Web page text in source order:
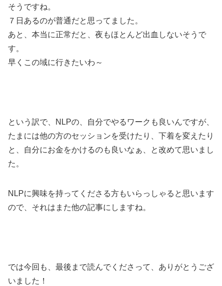
そうですね。
７日あるのが普通だと思ってました。
あと、本当に正常だと、夜もほとんど出血しないそうで
す。
早くこの域に行きたいわ～
という訳で、NLPの、自分でやるワークも良いんですが、
たまには他の方のセッションを受けたり、下着を変えたり
と、自分にお金をかけるのも良いなぁ、と改めて思いまし
た。
NLPに興味を持ってくださる方もいらっしゃると思います
ので、それはまた他の記事にしますね。
では今回も、最後まで読んでくださって、ありがとうござ
いました！